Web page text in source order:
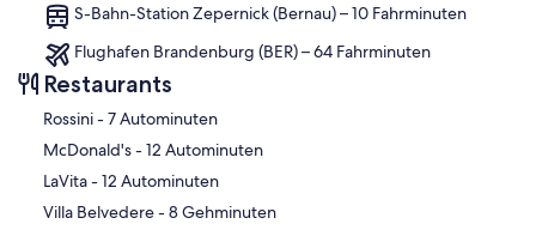
S-Bahn-Station Zepernick (Bernau) – 10 Fahrminuten
Flughafen Brandenburg (BER) – 64 Fahrminuten
Restaurants
‪Rossini - ‬7 Autominuten
‪McDonald's - ‬12 Autominuten
‪LaVita - ‬12 Autominuten
‪Villa Belvedere - ‬8 Gehminuten